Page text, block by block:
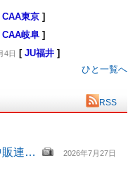
CAA東京 ]
CAA岐阜 ]
4日 [ JU福井 ]
ひと一覧へ
RSS
販連… 2026年7月27日